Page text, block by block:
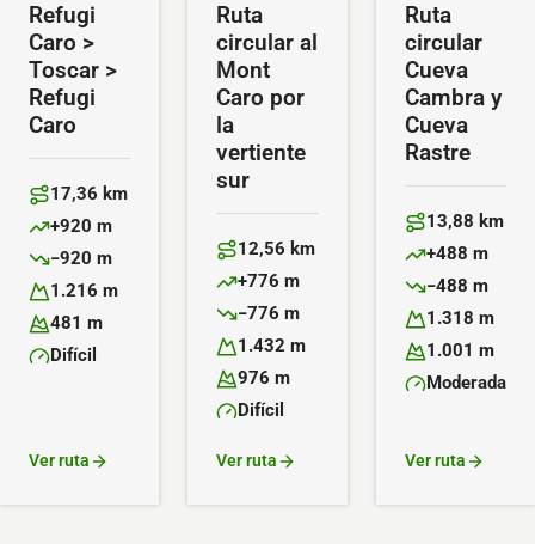
Refugi
Caro >
Toscar >
Refugi
Caro
Distancia:
17,36 km
Desnivel positivo:
+920 m
Desnivel negativo:
−920 m
Altitud máxima:
1.216 m
Altitud mínima:
481 m
Dificultad:
Difícil
Ver ruta
Ruta
circular al
Mont
Caro por
la
vertiente
sur
Distancia:
12,56 km
Desnivel positivo:
+776 m
Desnivel negativo:
−776 m
Altitud máxima:
1.432 m
Altitud mínima:
976 m
Dificultad:
Difícil
Ver ruta
Ruta
circular
Cueva
Cambra y
Cueva
Rastre
Distancia:
13,88 km
Desnivel
+488 m
Desnivel
−488 m
Altitud máxima:
1.318 m
Altitud mínima:
1.001 m
Dificultad:
Moderada
Ver ruta